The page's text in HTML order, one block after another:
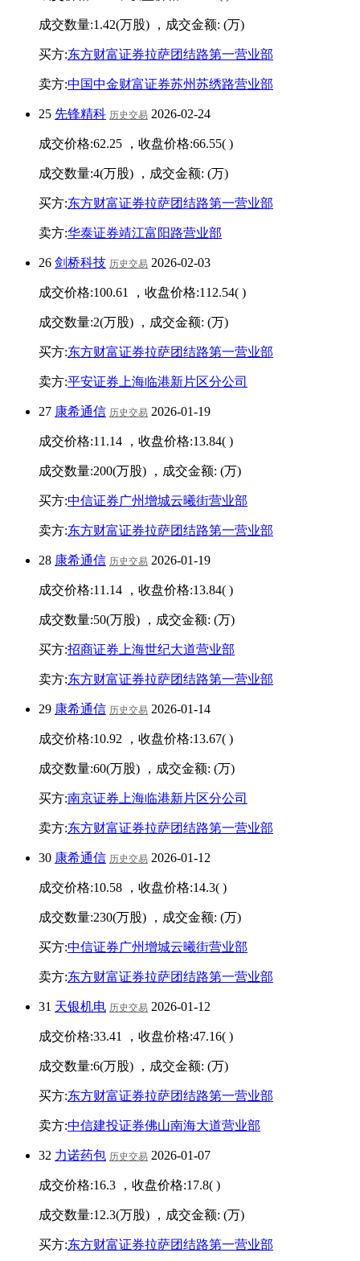
成交数量:1.42(万股) ，成交金额: (万)
买方:东方财富证券拉萨团结路第一营业部
卖方:中国中金财富证券苏州苏绣路营业部
25 先锋精科 历史交易 2026-02-24
成交价格:62.25 ，收盘价格:66.55( )
成交数量:4(万股) ，成交金额: (万)
买方:东方财富证券拉萨团结路第一营业部
卖方:华泰证券靖江富阳路营业部
26 剑桥科技 历史交易 2026-02-03
成交价格:100.61 ，收盘价格:112.54( )
成交数量:2(万股) ，成交金额: (万)
买方:东方财富证券拉萨团结路第一营业部
卖方:平安证券上海临港新片区分公司
27 康希通信 历史交易 2026-01-19
成交价格:11.14 ，收盘价格:13.84( )
成交数量:200(万股) ，成交金额: (万)
买方:中信证券广州增城云曦街营业部
卖方:东方财富证券拉萨团结路第一营业部
28 康希通信 历史交易 2026-01-19
成交价格:11.14 ，收盘价格:13.84( )
成交数量:50(万股) ，成交金额: (万)
买方:招商证券上海世纪大道营业部
卖方:东方财富证券拉萨团结路第一营业部
29 康希通信 历史交易 2026-01-14
成交价格:10.92 ，收盘价格:13.67( )
成交数量:60(万股) ，成交金额: (万)
买方:南京证券上海临港新片区分公司
卖方:东方财富证券拉萨团结路第一营业部
30 康希通信 历史交易 2026-01-12
成交价格:10.58 ，收盘价格:14.3( )
成交数量:230(万股) ，成交金额: (万)
买方:中信证券广州增城云曦街营业部
卖方:东方财富证券拉萨团结路第一营业部
31 天银机电 历史交易 2026-01-12
成交价格:33.41 ，收盘价格:47.16( )
成交数量:6(万股) ，成交金额: (万)
买方:东方财富证券拉萨团结路第一营业部
卖方:中信建投证券佛山南海大道营业部
32 力诺药包 历史交易 2026-01-07
成交价格:16.3 ，收盘价格:17.8( )
成交数量:12.3(万股) ，成交金额: (万)
买方:东方财富证券拉萨团结路第一营业部